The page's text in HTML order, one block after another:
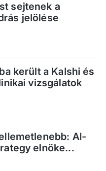
sejtenek a
jelölése
került a Kalshi és
vizsgálatok
AI-
elnöke...